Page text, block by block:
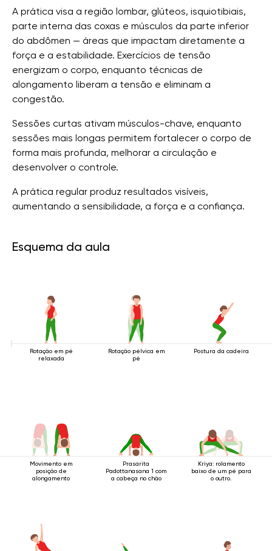
A prática visa a região lombar, glúteos, isquiotibiais,
parte interna das coxas e músculos da parte inferior
do abdômen — áreas que impactam diretamente a
força e a estabilidade. Exercícios de tensão
energizam o corpo, enquanto técnicas de
alongamento liberam a tensão e eliminam a
congestão.
Sessões curtas ativam músculos-chave, enquanto
sessões mais longas permitem fortalecer o corpo de
forma mais profunda, melhorar a circulação e
desenvolver o controle.
A prática regular produz resultados visíveis,
aumentando a sensibilidade, a força e a confiança.
Esquema da aula
Rotação em pé
relaxada
Rotação pélvica em
pé
Postura da cadeira
Movimento em
posição de
alongamento
Prasarita
Padottanasana 1 com
a cabeça no chão
Kriya: rolamento
baixo de um pé para
o outro.